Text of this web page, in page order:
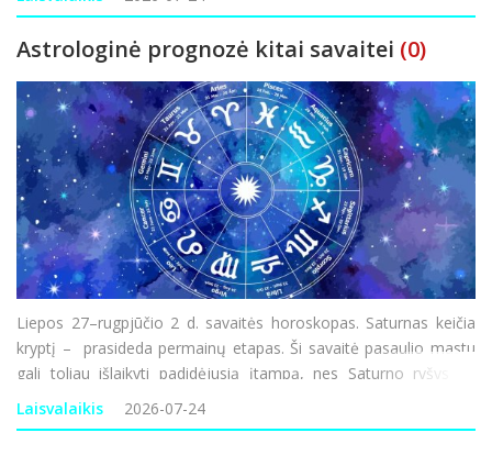
Astrologinė prognozė kitai savaitei (0)
Liepos 27–rugpjūčio 2 d. savaitės horoskopas. Saturnas keičia
kryptį – prasideda permainų etapas. Ši savaitė pasaulio mastu
gali toliau išlaikyti padidėjusią įtampą, nes Saturno ryšys su
Marsu gali skatinti geopolitinius nesutarimus, saugumo,
logistikos ir ene
Laisvalaikis 2026-07-24